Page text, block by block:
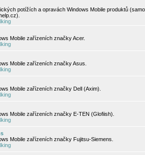
potížích a opravách Windows Mobile produktů
Mobile zařízeních značky Acer.
Mobile zařízeních značky Asus.
Mobile zařízeních značky Dell (Axim).
Mobile zařízeních značky E-TEN (Glofiish).
Mobile zařízeních značky Fujitsu-Siemens.